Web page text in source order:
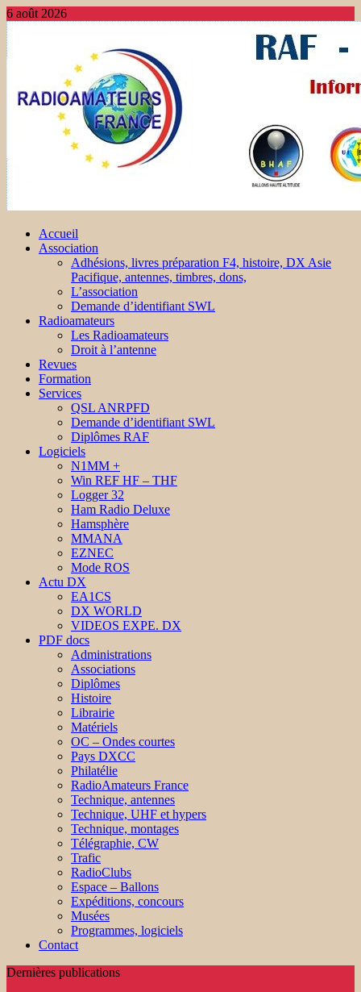
6 août 2026
Accueil
Association
Adhésions, livres préparation F4, histoire, DX Asie
Pacifique, antennes, timbres, dons,
L’association
Demande d’identifiant SWL
Radioamateurs
Les Radioamateurs
Droit à l’antenne
Revues
Formation
Services
QSL ANRPFD
Demande d’identifiant SWL
Diplômes RAF
Logiciels
N1MM +
Win REF HF – THF
Logger 32
Ham Radio Deluxe
Hamsphère
MMANA
EZNEC
Mode ROS
Actu DX
EA1CS
DX WORLD
VIDEOS EXPE. DX
PDF docs
Administrations
Associations
Diplômes
Histoire
Librairie
Matériels
OC – Ondes courtes
Pays DXCC
Philatélie
RadioAmateurs France
Technique, antennes
Technique, UHF et hypers
Technique, montages
Télégraphie, CW
Trafic
RadioClubs
Espace – Ballons
Expéditions, concours
Musées
Programmes, logiciels
Contact
Dernières publications